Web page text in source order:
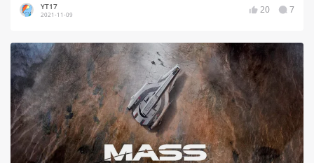
YT17
2021-11-09 20 7